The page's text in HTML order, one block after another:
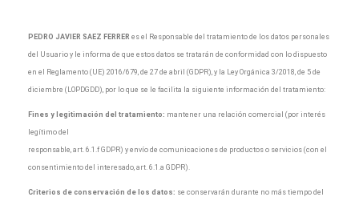
PEDRO JAVIER SAEZ FERRER es el Responsable del tratamiento de los datos personales
del Usuario y le informa de que estos datos se tratarán de conformidad con lo dispuesto
en el Reglamento (UE) 2016/679, de 27 de abril (GDPR), y la Ley Orgánica 3/2018, de 5 de
diciembre (LOPDGDD), por lo que se le facilita la siguiente información del tratamiento:
Fines y legitimación del tratamiento: mantener una relación comercial (por interés
legítimo del
responsable, art. 6.1.f GDPR) y envío de comunicaciones de productos o servicios (con el
consentimiento del interesado, art. 6.1.a GDPR).
Criterios de conservación de los datos: se conservarán durante no más tiempo del